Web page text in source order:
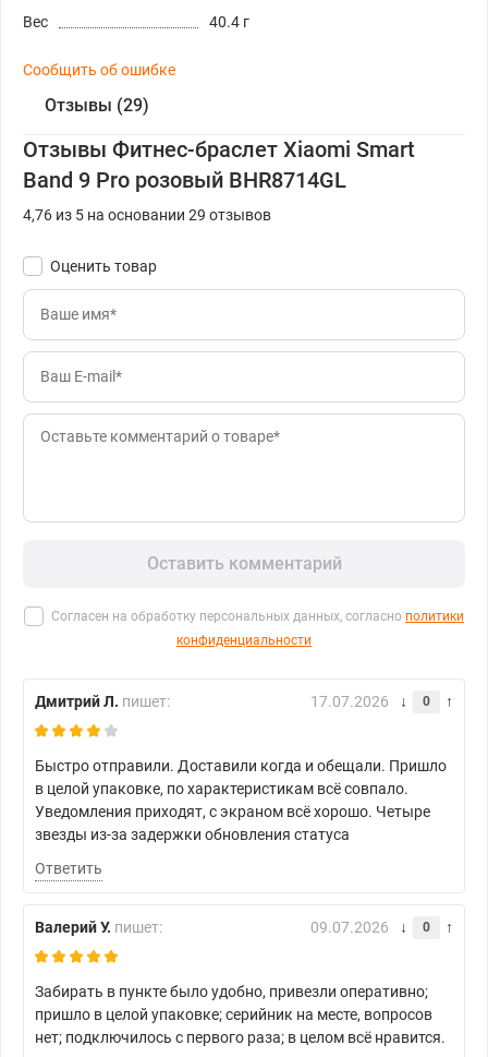
Вес
40.4 г
Сообщить об ошибке
Отзывы (29)
Отзывы Фитнес-браслет Xiaomi Smart
Band 9 Pro розовый BHR8714GL
4,76 из 5 на основании 29 отзывов
Оценить товар
Оставить комментарий
Согласен на обработку персональных данных, согласно политики
конфиденциальности
Дмитрий Л. пишет: 17.07.2026 0
Быстро отправили. Доставили когда и обещали. Пришло
в целой упаковке, по характеристикам всё совпало.
Уведомления приходят, с экраном всё хорошо. Четыре
звезды из-за задержки обновления статуса
Ответить
Валерий У. пишет: 09.07.2026 0
Забирать в пункте было удобно, привезли оперативно;
пришло в целой упаковке; серийник на месте, вопросов
нет; подключилось с первого раза; в целом всё нравится.